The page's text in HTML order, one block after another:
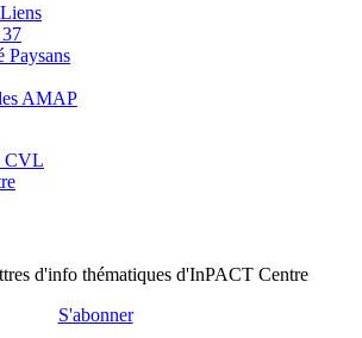
Paysans
AMAP
CVL
d'info thématiques d'InPACT Centre
S'abonner